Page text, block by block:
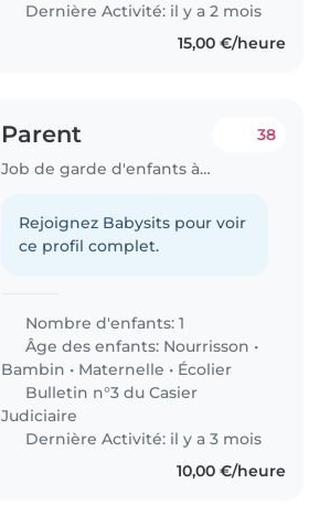
Dernière Activité: il y a 2 mois
15,00 €/heure
Parent
Job de garde d'enfants à Créteil
38
Rejoignez Babysits pour voir
ce profil complet.
Nombre d'enfants: 1
Âge des enfants: Nourrisson •
Bambin • Maternelle • Écolier
Bulletin n°3 du Casier
Judiciaire
Dernière Activité: il y a 3 mois
10,00 €/heure